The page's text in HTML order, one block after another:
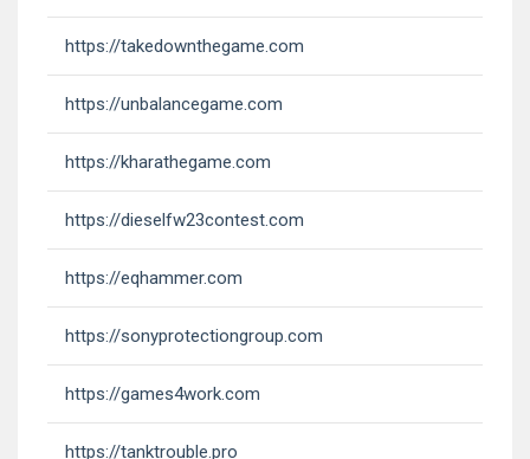
https://takedownthegame.com
https://unbalancegame.com
https://kharathegame.com
https://dieselfw23contest.com
https://eqhammer.com
https://sonyprotectiongroup.com
https://games4work.com
https://tanktrouble.pro